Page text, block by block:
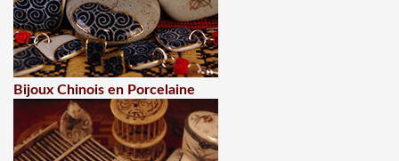
Bijoux Chinois en Porcelaine